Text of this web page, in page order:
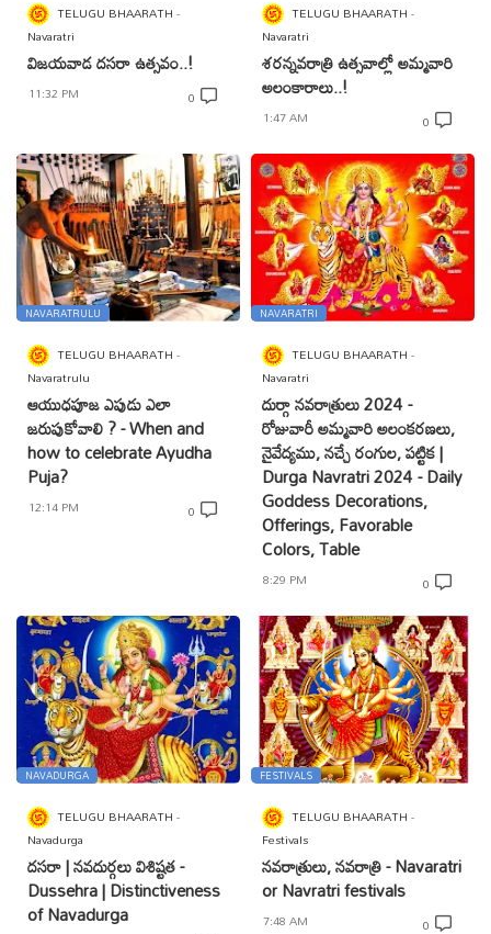
TELUGU BHAARATH
Navaratri
విజయవాడ దసరా ఉత్సవం..!
11:32 PM 0
TELUGU BHAARATH
Navaratri
శరన్నవరాత్రి ఉత్సవాల్లో అమ్మవారి
అలంకారాలు..!
1:47 AM 0
NAVARATRULU
TELUGU BHAARATH
Navaratrulu
ఆయుధపూజ ఎపుడు ఎలా
జరుపుకోవాలి ? - When and
how to celebrate Ayudha
Puja?
12:14 PM 0
NAVARATRI
TELUGU BHAARATH
Navaratri
దుర్గా నవరాత్రులు 2024 -
రోజువారీ అమ్మవారి అలంకరణలు,
నైవేద్యము, నచ్చే రంగుల, పట్టిక |
Durga Navratri 2024 - Daily
Goddess Decorations,
Offerings, Favorable
Colors, Table
8:29 PM 0
NAVADURGA
TELUGU BHAARATH
Navadurga
దసరా | నవదుర్గలు విశిష్టత -
Dussehra | Distinctiveness
of Navadurga
FESTIVALS
TELUGU BHAARATH
Festivals
నవరాత్రులు, నవరాత్రి - Navaratri
or Navratri festivals
7:48 AM 0